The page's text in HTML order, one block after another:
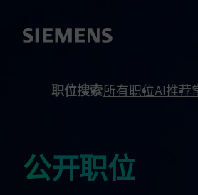
职位搜索所有职位AI推荐
公开职位